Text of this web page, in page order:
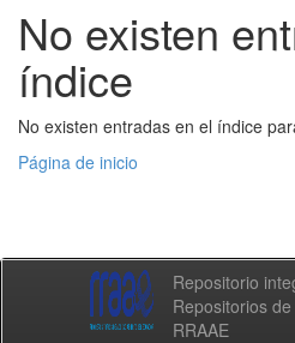
No existen
índice
No existen entradas en el índice
Página de inicio
Repositorio
Repositorios
RRAAE